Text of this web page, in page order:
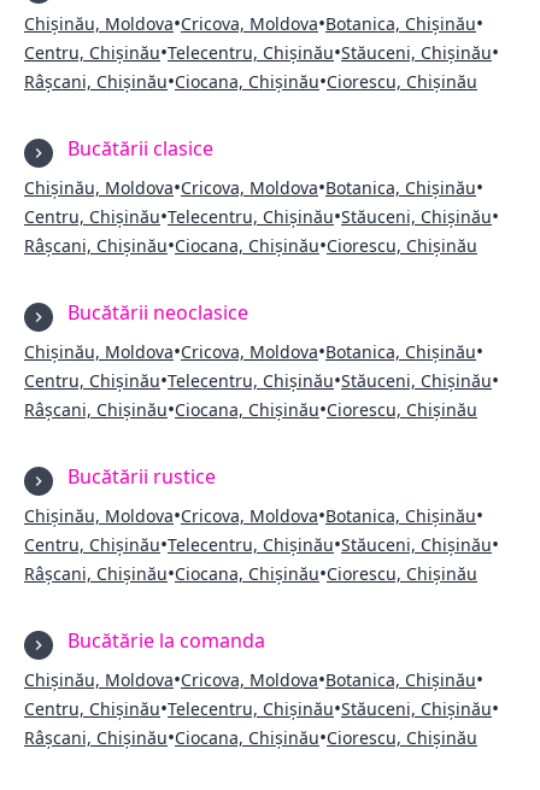
Chișinău, Moldova•Cricova, Moldova•Botanica, Chișinău•
Centru, Chișinău•Telecentru, Chișinău•Stăuceni, Chișinău•
Râșcani, Chișinău•Ciocana, Chișinău•Ciorescu, Chișinău
Bucătării clasice
Chișinău, Moldova•Cricova, Moldova•Botanica, Chișinău•
Centru, Chișinău•Telecentru, Chișinău•Stăuceni, Chișinău•
Râșcani, Chișinău•Ciocana, Chișinău•Ciorescu, Chișinău
Bucătării neoclasice
Chișinău, Moldova•Cricova, Moldova•Botanica, Chișinău•
Centru, Chișinău•Telecentru, Chișinău•Stăuceni, Chișinău•
Râșcani, Chișinău•Ciocana, Chișinău•Ciorescu, Chișinău
Bucătării rustice
Chișinău, Moldova•Cricova, Moldova•Botanica, Chișinău•
Centru, Chișinău•Telecentru, Chișinău•Stăuceni, Chișinău•
Râșcani, Chișinău•Ciocana, Chișinău•Ciorescu, Chișinău
Bucătărie la comanda
Chișinău, Moldova•Cricova, Moldova•Botanica, Chișinău•
Centru, Chișinău•Telecentru, Chișinău•Stăuceni, Chișinău•
Râșcani, Chișinău•Ciocana, Chișinău•Ciorescu, Chișinău